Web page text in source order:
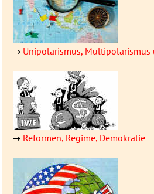
→ Unipolarismus,
→ Reformen, Regime, Demokratie